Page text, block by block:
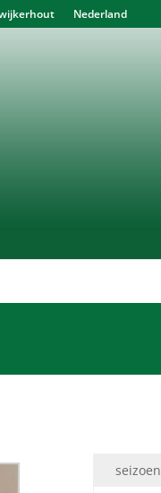
Nederland
seizoen